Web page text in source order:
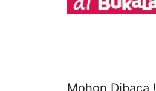
Mohon Dibaca !